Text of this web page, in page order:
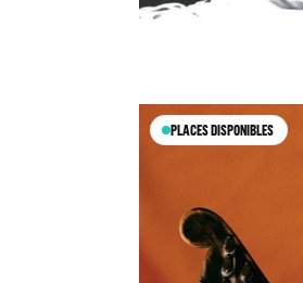
PLACES DISPONIBLES